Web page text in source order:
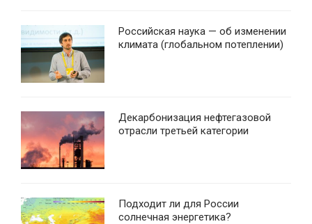
Российская наука — об изменении
климата (глобальном потеплении)
Декарбонизация нефтегазовой
отрасли третьей категории
Подходит ли для России
солнечная энергетика?